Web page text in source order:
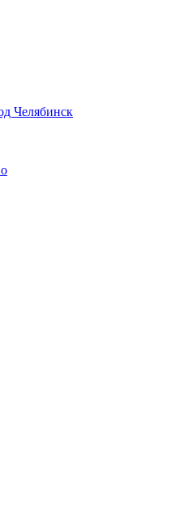
Челябинск